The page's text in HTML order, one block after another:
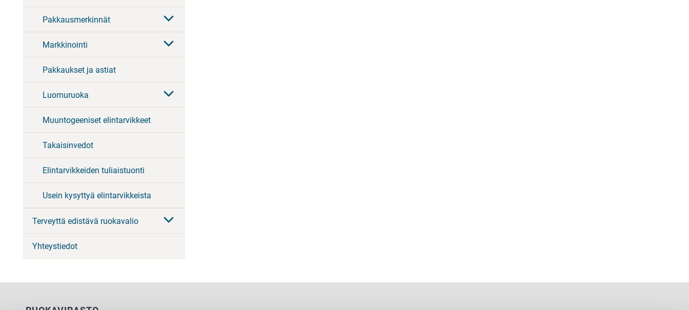
Pakkausmerkinnät
Markkinointi
Pakkaukset ja astiat
Luomuruoka
Muuntogeeniset elintarvikkeet
Takaisinvedot
Elintarvikkeiden tuliaistuonti
Usein kysyttyä elintarvikkeista
Terveyttä edistävä ruokavalio
Yhteystiedot